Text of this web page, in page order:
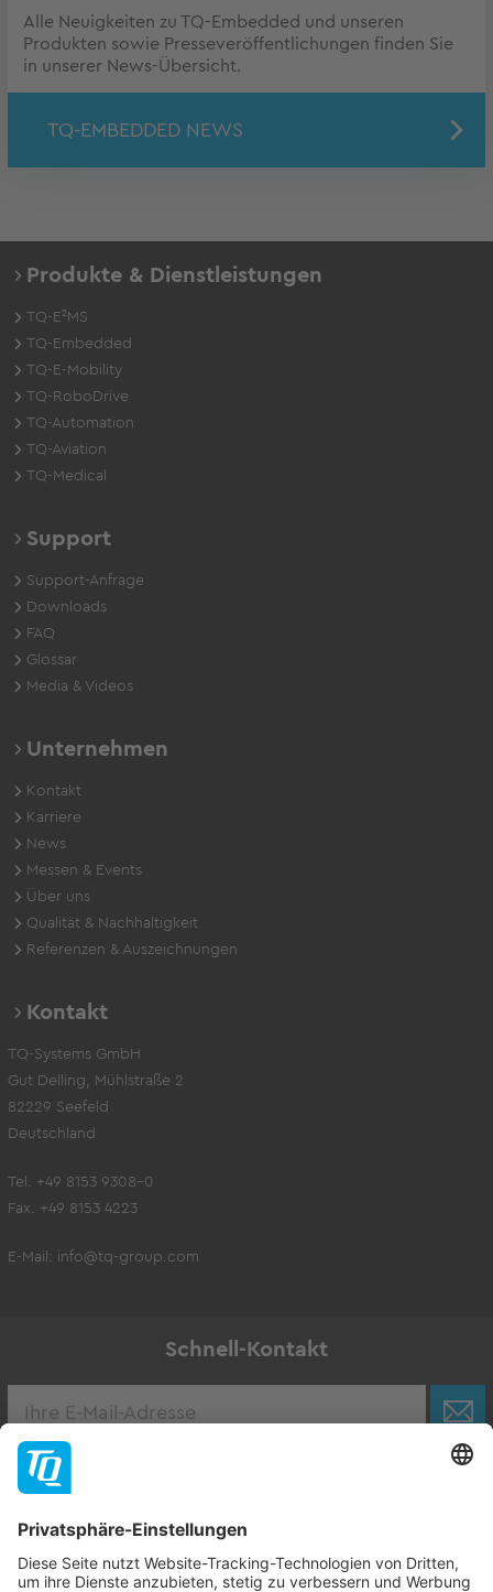
Alle Neuigkeiten zu TQ-Embedded und unseren
Produkten sowie Presseveröffentlichungen finden Sie
in unserer News-Übersicht.
TQ-EMBEDDED NEWS
Produkte & Dienstleistungen
TQ-E²MS
TQ-Embedded
TQ-E-Mobility
TQ-RoboDrive
TQ-Automation
TQ-Aviation
TQ-Medical
Support
Support-Anfrage
Downloads
FAQ
Glossar
Media & Videos
Unternehmen
Kontakt
Karriere
News
Messen & Events
Über uns
Qualität & Nachhaltigkeit
Referenzen & Auszeichnungen
Kontakt
TQ-Systems GmbH
Gut Delling, Mühlstraße 2
82229 Seefeld
Deutschland
Tel. +49 8153 9308-0
Fax. +49 8153 4223
E-Mail: info@tq-group.com
Schnell-Kontakt
Zur Stellenbörse